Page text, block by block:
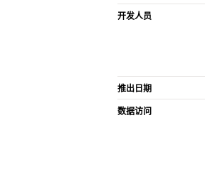
开发人员
推出日期
数据访问